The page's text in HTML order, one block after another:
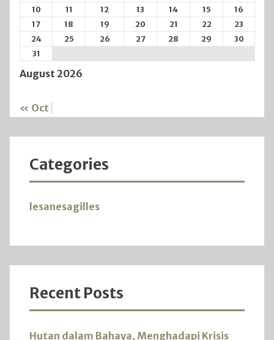
August 2026
10
11 12 13 14 15
16
17
18 19 20 21 22
23
24
25 26 27 28 29
30
31
« Oct
Categories
lesanesagilles
Recent Posts
Hutan dalam Bahaya, Menghadapi Krisis